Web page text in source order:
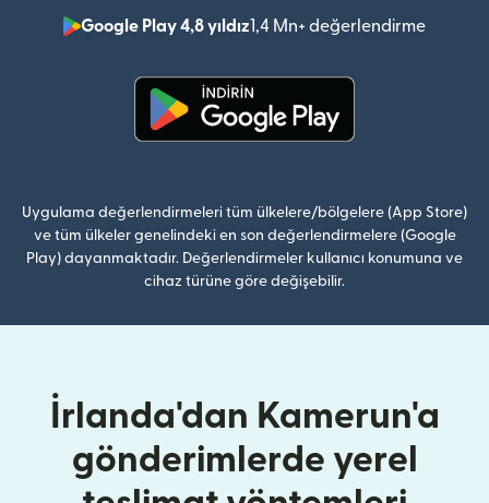
Google Play 4,8 yıldız1,4 Mn+ değerlendirme
Uygulama değerlendirmeleri tüm ülkelere/bölgelere (App Store)
ve tüm ülkeler genelindeki en son değerlendirmelere (Google
Play) dayanmaktadır. Değerlendirmeler kullanıcı konumuna ve
cihaz türüne göre değişebilir.
İrlanda'dan Kamerun'a
gönderimlerde yerel